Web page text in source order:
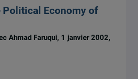
Political Economy of
Ahmad Faruqui, 1 janvier 2002,